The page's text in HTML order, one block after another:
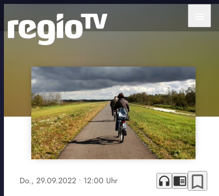
Do., 29.09.2022 • 12:00 Uhr headphones chrome_reader_mode bookmark_border